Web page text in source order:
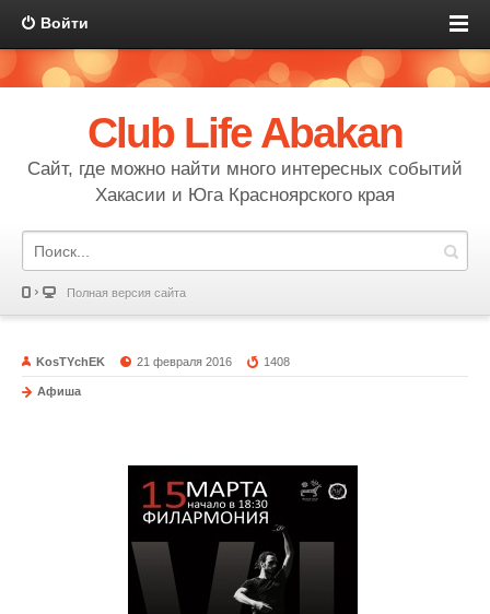
Войти
Club Life Abakan
Сайт, где можно найти много интересных событий
Хакасии и Юга Красноярского края
Полная версия сайта
KosTYchEK 21 февраля 2016 1408
Афиша